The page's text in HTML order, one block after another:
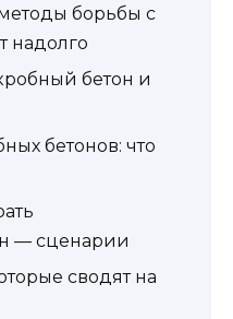
борьбы с
надолго
бетон и
бетонов: что
— сценарии
сводят на